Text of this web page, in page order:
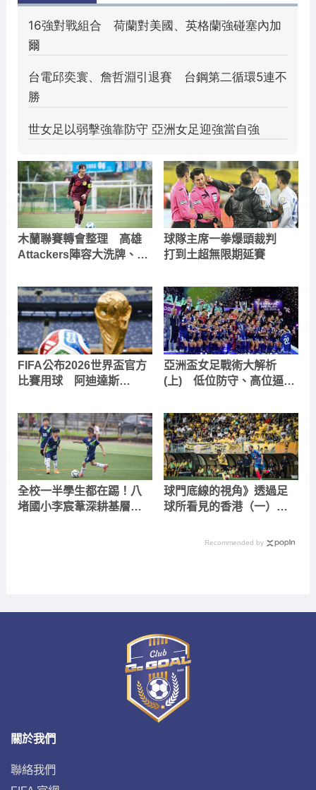
木蘭聯賽轉會整理 高雄
Attackers陣容大洗牌、新
球隊主席一拳爆頭裁判
打到土超無限期延賽
FIFA公布2026世界盃官方
比賽用球 阿迪達斯
亞洲盃女足戰術大解析
(上) 低位防守、高位逼
路進化成奪冠密碼
全校一半學生都在踢！八
堵國小李宸葦深耕基層
球門底線的視角》透過足
球所看見的香港（一）：
超最終輪Recommended by
關於我們
聯絡我們